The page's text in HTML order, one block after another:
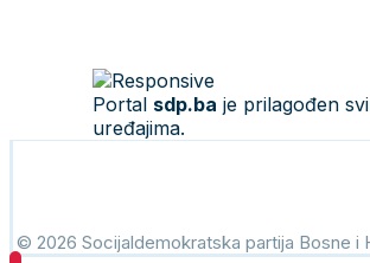
Portal sdp.ba je prilagođen
uređajima.
© 2026 Socijaldemokratska partija Bosne i